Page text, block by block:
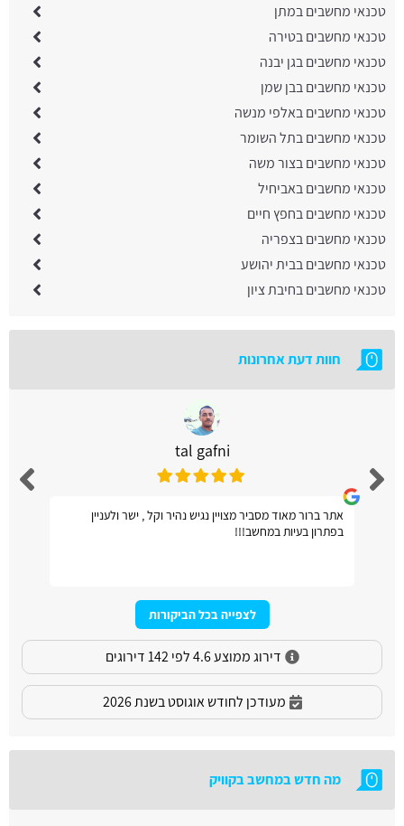
טכנאי מחשבים במתן
טכנאי מחשבים בטירה
טכנאי מחשבים בגן יבנה
טכנאי מחשבים בבן שמן
טכנאי מחשבים באלפי מנשה
טכנאי מחשבים בתל השומר
טכנאי מחשבים בצור משה
טכנאי מחשבים באביחיל
טכנאי מחשבים בחפץ חיים
טכנאי מחשבים בצפריה
טכנאי מחשבים בבית יהושע
טכנאי מחשבים בחיבת ציון
חוות דעת אחרונות
tal gafni
אתר ברור מאוד מסביר מצויין נגיש נהיר וקל , ישר ולעניין
בפתרון בעיות במחשב!!!
לצפייה בכל הביקורות
דירוג ממוצע 4.6 לפי 142 דירוגים
מעודכן לחודש אוגוסט בשנת 2026
מה חדש במחשב בקוויק